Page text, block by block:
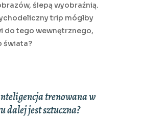
ślepą wyobraźnią.
trip mógłby
do tego wewnętrznego,
świata?
trenowana w
dalej jest sztuczna?